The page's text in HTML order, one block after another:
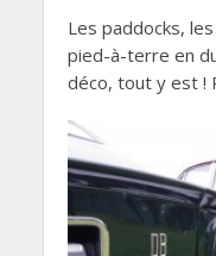
Les paddocks,
pied-à-terre en
déco, tout y est !